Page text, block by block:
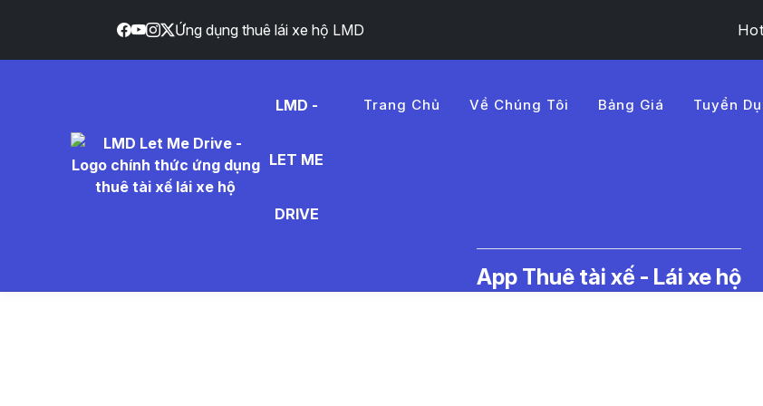
Ứng dụng thuê lái xe hộ LMD
LMD -
LET ME
DRIVE
Trang Chủ Về Chúng Tôi Bảng Giá Tuyển
App Thuê tài xế - Lái xe hộ
- Tin Tức Thuê Tài Xế Lái Xe Hộ |